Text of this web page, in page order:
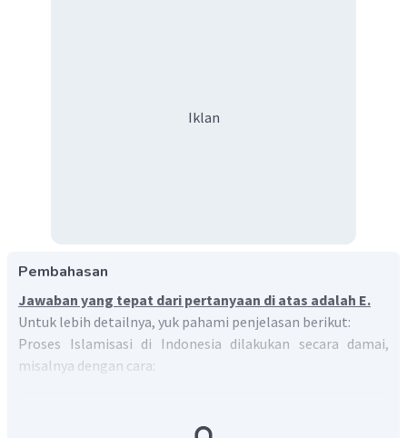
Iklan
Pembahasan
Jawaban yang tepat dari pertanyaan di atas adalah E.
Untuk lebih detailnya, yuk pahami penjelasan berikut:
Proses Islamisasi di Indonesia dilakukan secara damai,
misalnya dengan cara: